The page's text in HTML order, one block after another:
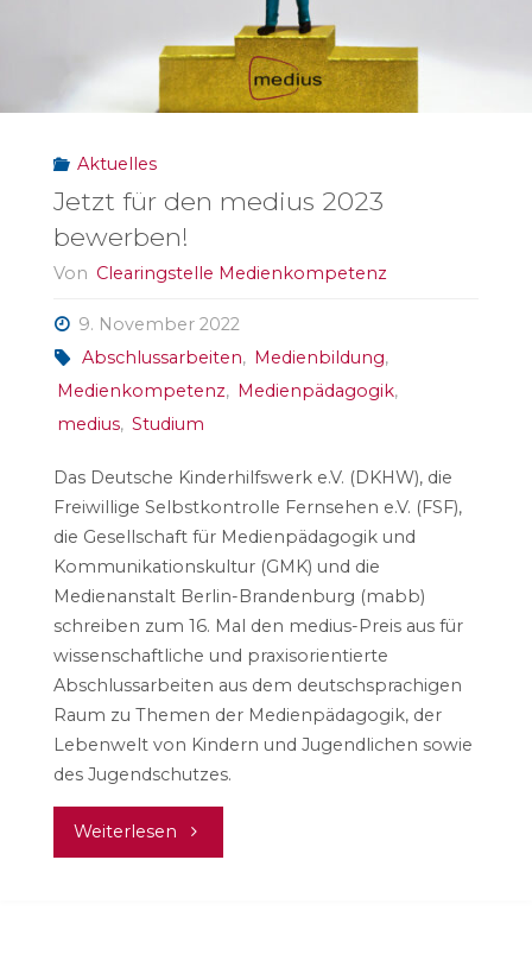
November
2022"
Aktuelles
Jetzt für den medius 2023
bewerben!
Von Clearingstelle Medienkompetenz
9. November 2022
Abschlussarbeiten, Medienbildung,
Medienkompetenz, Medienpädagogik,
medius, Studium
Das Deutsche Kinderhilfswerk e.V. (DKHW), die
Freiwillige Selbstkontrolle Fernsehen e.V. (FSF),
die Gesellschaft für Medienpädagogik und
Kommunikationskultur (GMK) und die
Medienanstalt Berlin-Brandenburg (mabb)
schreiben zum 16. Mal den medius-Preis aus für
wissenschaftliche und praxisorientierte
Abschlussarbeiten aus dem deutschsprachigen
Raum zu Themen der Medienpädagogik, der
Lebenwelt von Kindern und Jugendlichen sowie
des Jugendschutzes.
Weiterlesen "Jetzt